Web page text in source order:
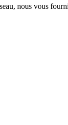
nous vous